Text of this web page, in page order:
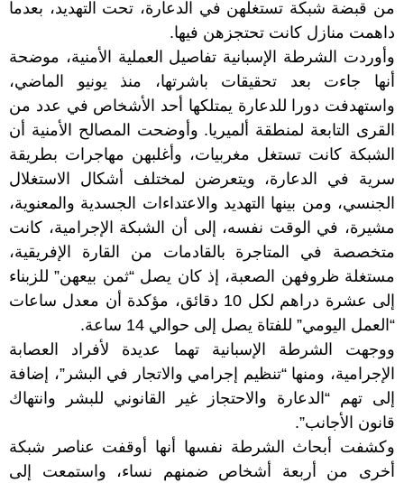
من قبضة شبكة تستغلهن في الدعارة، تحت التهديد، بعدما
داهمت منازل كانت تحتجزهن فيها.
وأوردت الشرطة الإسبانية تفاصيل العملية الأمنية، موضحة
أنها جاءت بعد تحقيقات باشرتها، منذ يونيو الماضي،
واستهدفت دورا للدعارة يمتلكها أحد الأشخاص في عدد من
القرى التابعة لمنطقة ألميريا. وأوضحت المصالح الأمنية أن
الشبكة كانت تستغل مغربيات، وأغلبهن مهاجرات بطريقة
سرية في الدعارة، ويتعرضن لمختلف أشكال الاستغلال
الجنسي، ومن بينها التهديد والاعتداءات الجسدية والمعنوية،
مشيرة، في الوقت نفسه، إلى أن الشبكة الإجرامية، كانت
متخصصة في المتاجرة بالقادمات من القارة الإفريقية،
مستغلة ظروفهن الصعبة، إذ كان يصل “ثمن بيعهن” للزبناء
إلى عشرة دراهم لكل 10 دقائق، مؤكدة أن معدل ساعات
“العمل اليومي” للفتاة يصل إلى حوالي 14 ساعة.
ووجهت الشرطة الإسبانية تهما عديدة لأفراد العصابة
الإجرامية، ومنها “تنظيم إجرامي والاتجار في البشر”، إضافة
إلى تهم “الدعارة والاحتجاز غير القانوني للبشر وانتهاك
قانون الأجانب”.
وكشفت أبحاث الشرطة نفسها أنها أوقفت عناصر شبكة
أخرى من أربعة أشخاص ضمنهم نساء، واستمعت إلى